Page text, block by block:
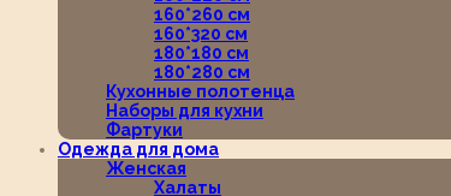
160*260 см
160*320 см
180*180 см
180*280 см
Кухонные полотенца
Наборы для кухни
Фартуки
Одежда для дома
Женская
Халаты